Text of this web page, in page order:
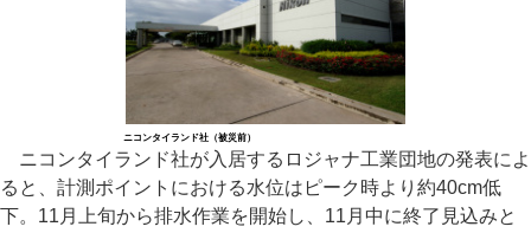
ニコンタイランド社（被災前）
ニコンタイランド社が入居するロジャナ工業団地の発表によ
ると、計測ポイントにおける水位はピーク時より約40cm低
下。11月上旬から排水作業を開始し、11月中に終了見込みと